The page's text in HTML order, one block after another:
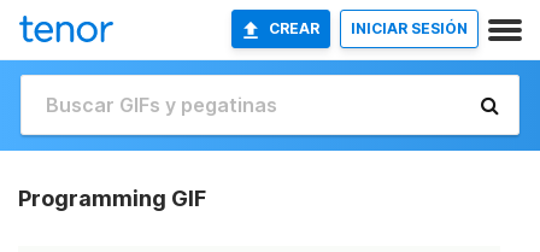
CREAR INICIAR SESIÓN
Programming GIF